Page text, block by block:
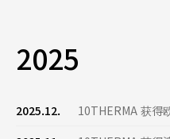
2025
2025.12.
10THERMA 获得